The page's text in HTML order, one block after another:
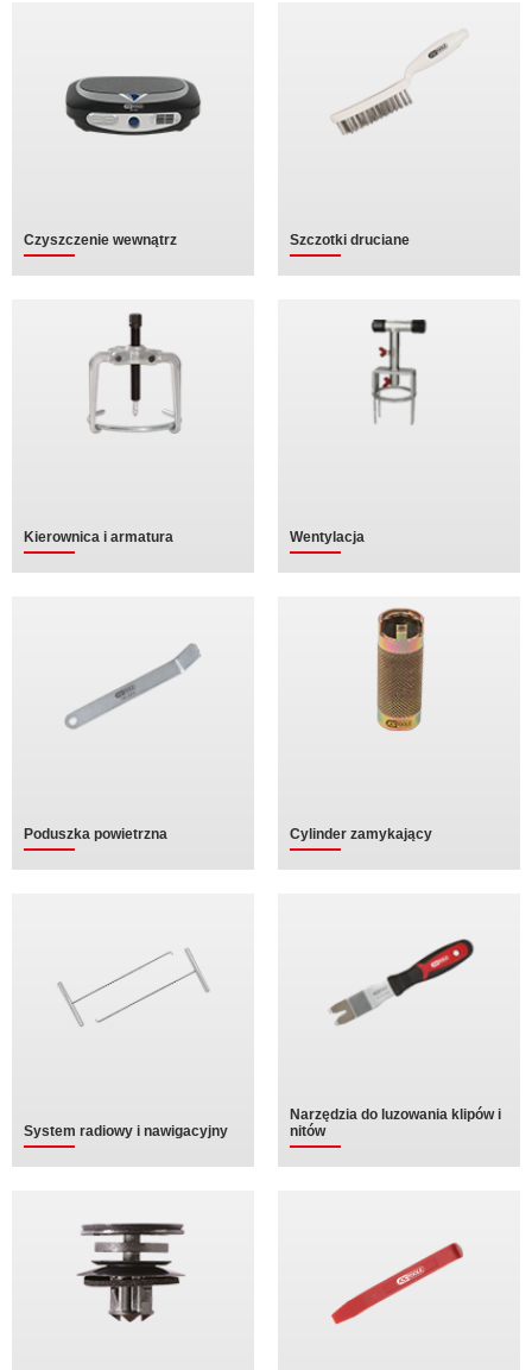
Czyszczenie wewnątrz Szczotki druciane
Kierownica i armatura Wentylacja
Poduszka powietrzna Cylinder zamykający
System radiowy i nawigacyjny
Narzędzia do luzowania klipów i
nitów